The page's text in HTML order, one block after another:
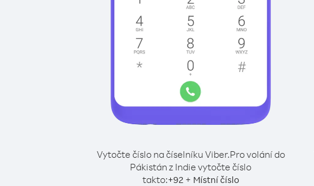
Vytočte číslo na číselníku Viber.Pro volání do
Pákistán z Indie vytočte číslo
takto:+92+ Místní číslo